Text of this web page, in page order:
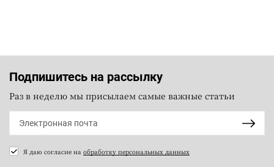
Подпишитесь на рассылку
Раз в неделю мы присылаем самые важные статьи
Я даю согласие на обработку персональных данных